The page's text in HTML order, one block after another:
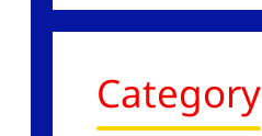
Category